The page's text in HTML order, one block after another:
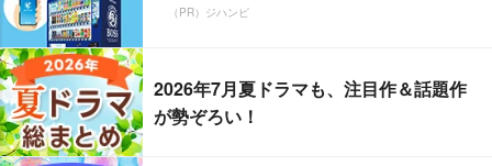
（PR）ジハンピ
2026年7月夏ドラマも、注目作＆話題作
が勢ぞろい！